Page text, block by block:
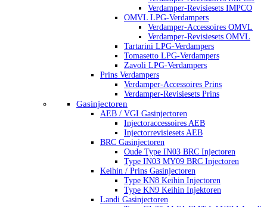
Verdamper-Revisiesets IMPCO
OMVL LPG-Verdampers
Verdamper-Accessoires OMVL
Verdamper-Revisiesets OMVL
Tartarini LPG-Verdampers
Tomasetto LPG-Verdampers
Zavoli LPG-Verdampers
Prins Verdampers
Verdamper-Accessoires Prins
Verdamper-Revisiesets Prins
Gasinjectoren
AEB / VGI Gasinjectoren
Injectoraccessoires AEB
Injectorrevisiesets AEB
BRC Gasinjectoren
Oude Type IN03 BRC Injectoren
Type IN03 MY09 BRC Injectoren
Keihin / Prins Gasinjectoren
Type KN8 Keihin Injectoren
Type KN9 Keihin Injektoren
Landi Gasinjectoren